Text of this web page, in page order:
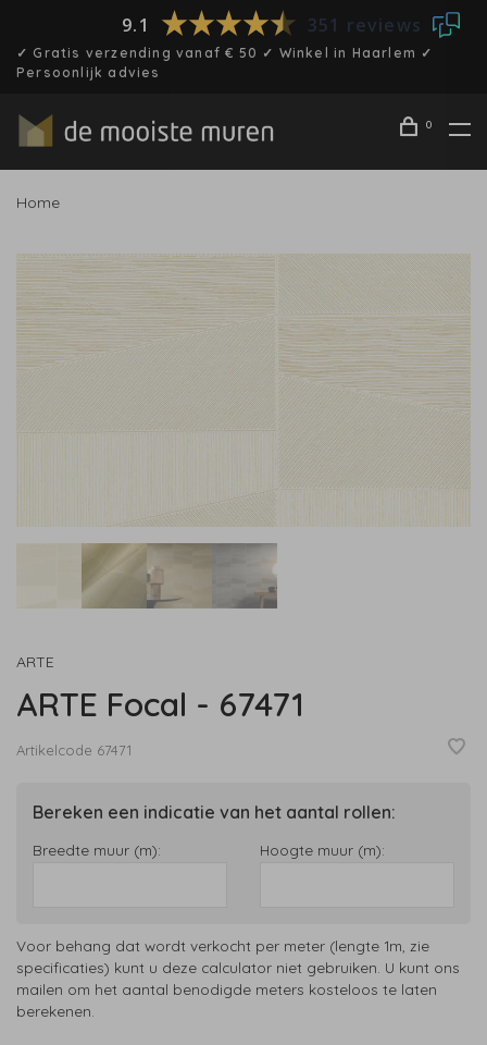
9.1 351 reviews
✓ Gratis verzending vanaf € 50 ✓ Winkel in Haarlem ✓
Persoonlijk advies
0
Home
ARTE
ARTE Focal - 67471
Artikelcode 67471
Bereken een indicatie van het aantal rollen:
Breedte muur (m): Hoogte muur (m):
Voor behang dat wordt verkocht per meter (lengte 1m, zie
specificaties) kunt u deze calculator niet gebruiken. U kunt ons
mailen om het aantal benodigde meters kosteloos te laten
berekenen.